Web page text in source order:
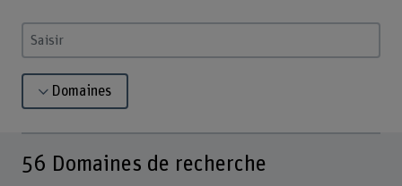
Saisir un terme
Domaines
56 Domaines de recherche